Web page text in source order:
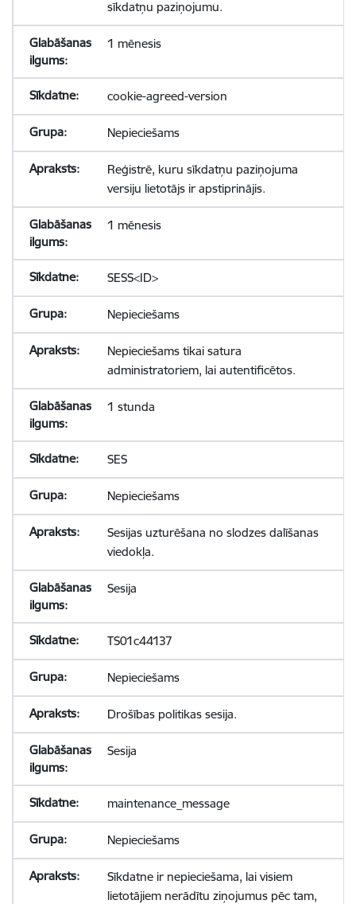
sīkdatņu paziņojumu.
1 mēnesis
cookie-agreed-version
Nepieciešams
Reģistrē, kuru sīkdatņu paziņojuma
versiju lietotājs ir apstiprinājis.
1 mēnesis
SESS<ID>
Nepieciešams
Nepieciešams tikai satura
administratoriem, lai autentificētos.
1 stunda
SES
Nepieciešams
Sesijas uzturēšana no slodzes dalīšanas
viedokļa.
Sesija
TS01c44137
Nepieciešams
Drošības politikas sesija.
Sesija
maintenance_message
Nepieciešams
Sīkdatne ir nepieciešama, lai visiem
lietotājiem nerādītu ziņojumus pēc tam,